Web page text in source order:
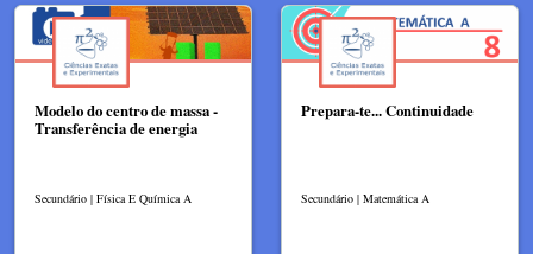
Modelo do centro de massa -
Transferência de energia
Secundário | Física E Química A
Prepara-te... Continuidade
Secundário | Matemática A